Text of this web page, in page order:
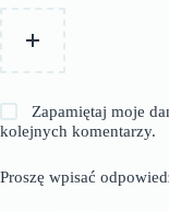
Zapamiętaj moje
kolejnych komentarzy.
Proszę wpisać